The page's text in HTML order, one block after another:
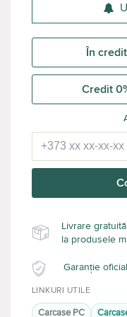
În
Credit
Livrare
la produsele
Garanție
LINKURI UTILE
Carcase PC